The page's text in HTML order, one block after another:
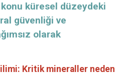
küresel düzeydeki
güvenliği ve
olarak
Kritik mineraller neden